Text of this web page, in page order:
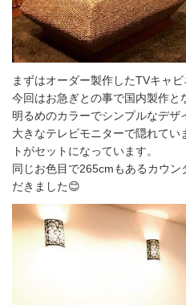
まずはオーダー製作したTVキャビ
今回はお急ぎとの事で国内製作と
明るめのカラーでシンプルなデザ
大きなテレビモニターで隠れてい
トがセットになっています。
同じお色目で265cmもあるカウ
だきました😊